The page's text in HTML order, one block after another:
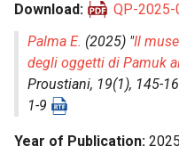
Download
QP-2025-
Palma E. (2025) "Il
degli oggetti di Pamuk
Proustiani, 19(1), 145-
1-9
Year of Publication 2025